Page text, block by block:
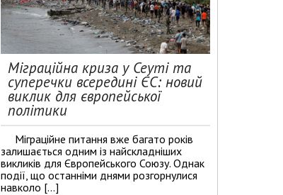
Міграційна криза у Сеуті та
суперечки всередині ЄС: новий
виклик для європейської
політики
Міграційне питання вже багато років
залишається одним із найскладніших
викликів для Європейського Союзу. Однак
події, що останніми днями розгорнулися
навколо […]